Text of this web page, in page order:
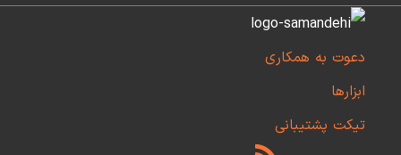
دعوت به همکاری
ابزارها
تیکت پشتیبانی